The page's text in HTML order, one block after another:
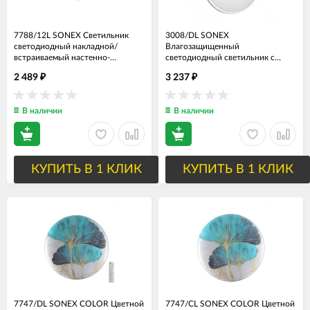
7788/12L SONEX Светильник
светодиодный накладной/
встраиваемый настенно-
пластик/белый/черный LED 12W,
3000/4000/6500К, D170мм, IP44,
CCT/датчик движения
2 489 ₽
В наличии
КУПИТЬ В 1 КЛИК
3008/DL SONEX
Влагозащищенный
светодиодный светильник с
потолочный, IP43, 48W, 3000-
4200-6500K, 3400-3800-3650Lm,
диаметр 39см
3 237 ₽
В наличии
КУПИТЬ В 1 КЛИК
7747/DL SONEX COLOR Цветной
7747/CL SONEX COLOR Цветной